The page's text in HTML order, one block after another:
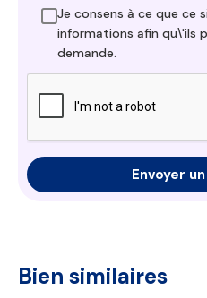
Je consens à ce que ce
informations afin qu\'ils
demande.
Envoyer
Bien similaires